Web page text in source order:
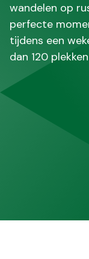
wandelen op
perfecte
tijdens een
dan 120